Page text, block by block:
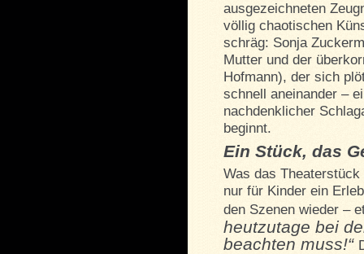
ausgezeichneten
völlig chaotischen
schräg: Sonja
Mutter und der
Hofmann), der sich
schnell aneinander –
nachdenklicher
beginnt.
Ein Stück, das
Was das
nur für Kinder ein
den Szenen wieder –
heutzutage bei
beachten muss!“